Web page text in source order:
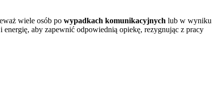
wiele osób po wypadkach komunikacyjnych lub w wyniku
aby zapewnić odpowiednią opiekę, rezygnując z pracy